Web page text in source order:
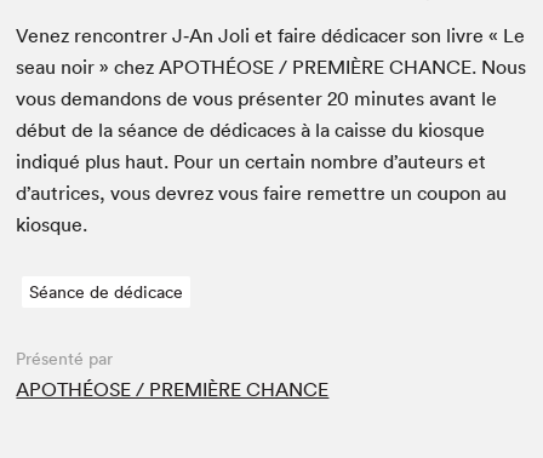
Venez ren­con­tr­er J‑An Joli et faire dédi­cac­er son livre « Le
seau noir » chezAPOTHÉOSE / PRE­MIÈRE CHANCE. Nous
vous deman­dons de vous présen­ter20 min­utes avant le
début de la séance de dédi­caces à la caisse du kiosque
indiqué plus haut. Pour un cer­tain nom­bre d’auteurs et
d’autrices, vous devrez vous faire remet­tre un coupon au
kiosque.
Séance de dédicace
Présenté par
APOTHÉOSE / PREMIÈRE CHANCE